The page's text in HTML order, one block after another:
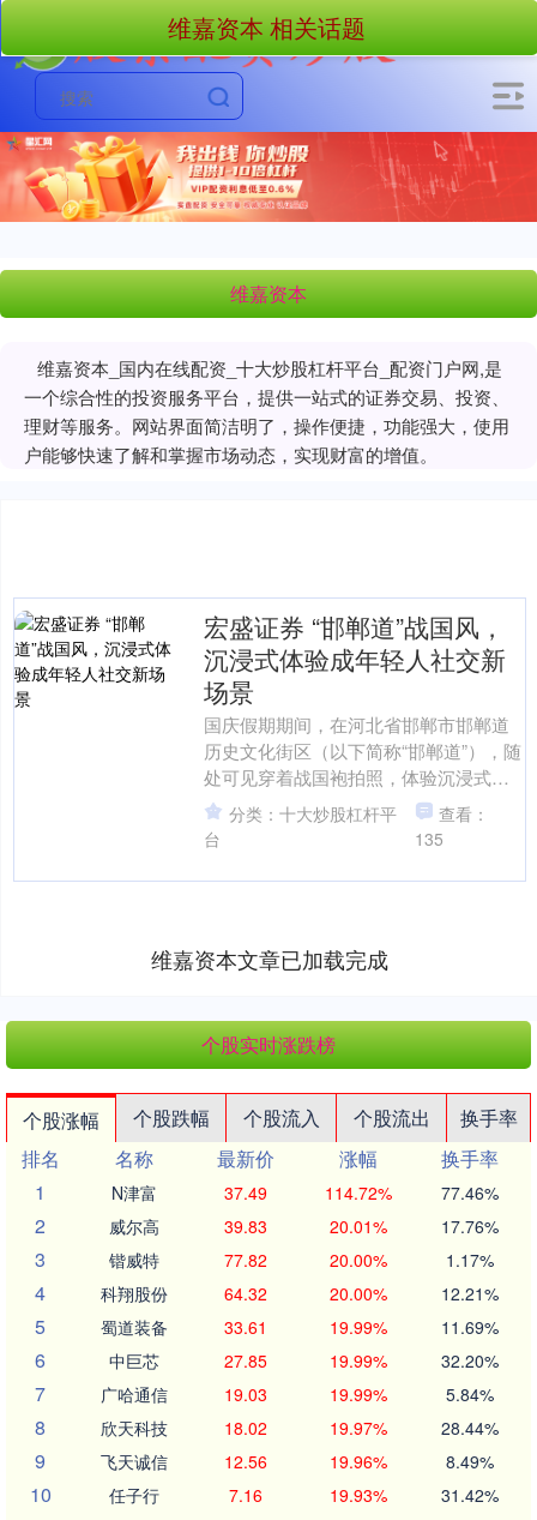
维嘉资本
维嘉资本_国内在线配资_十大炒股杠杆平台_配资门户网,是
一个综合性的投资服务平台，提供一站式的证券交易、投资、
理财等服务。网站界面简洁明了，操作便捷，功能强大，使用
户能够快速了解和掌握市场动态，实现财富的增值。
维嘉资本 相关话题
宏盛证券 “邯郸道”战国风，
沉浸式体验成年轻人社交新
场景
国庆假期期间，在河北省邯郸市邯郸道
历史文化街区（以下简称“邯郸道”），随
处可见穿着战国袍拍照，体验沉浸式旅
游这种消费新场景的游客。上游新闻记
者在该街区了解到，假....
分类：十大炒股杠杆平
台
查看：
135
维嘉资本文章已加载完成
个股实时涨跌榜
个股涨幅 个股跌幅 个股流入 个股流出
换手率
排名
名称 最新价 涨幅
换手率
1
N津富 37.49 114.72% 77.46%
2 威尔高 39.83 20.01% 17.76%
3 锴威特 77.82 20.00% 1.17%
4 科翔股份 64.32 20.00% 12.21%
5 蜀道装备 33.61 19.99% 11.69%
6 中巨芯 27.85 19.99% 32.20%
7 广哈通信 19.03 19.99% 5.84%
8 欣天科技 18.02 19.97% 28.44%
9 飞天诚信 12.56 19.96% 8.49%
10 任子行 7.16 19.93% 31.42%